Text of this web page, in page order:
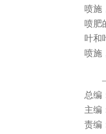
喷施
喷肥
叶和
喷施
总编
主编
责编